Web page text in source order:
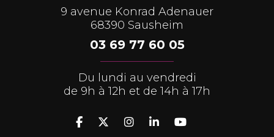
9 avenue Konrad Adenauer
68390 Sausheim
03 69 77 60 05
Du lundi au vendredi
de 9h à 12h et de 14h à 17h